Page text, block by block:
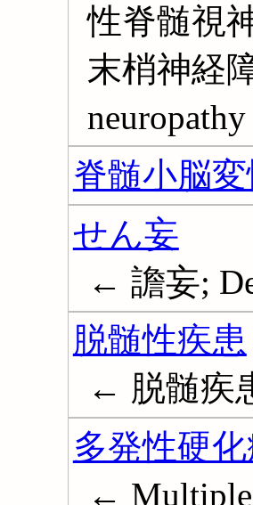
性脊髄視
末梢神経
neuropathy
脊髄小脳
せん妄
← 譫妄;
脱髄性疾患
← 脱髄疾
多発性硬
← Multiple